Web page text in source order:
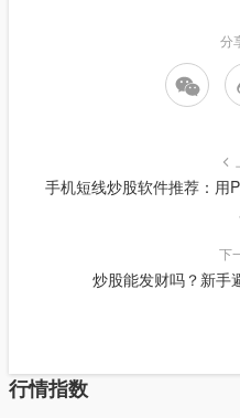
分
手机短线炒股软件推荐：用
下
炒股能发财吗？新手
行情指数